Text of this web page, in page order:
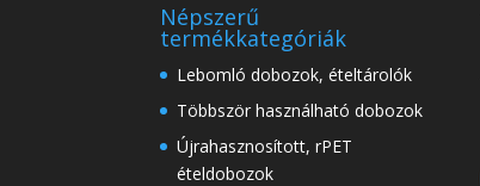
Népszerű
termékkategóriák
Lebomló dobozok, ételtárolók
Többször használható dobozok
Újrahasznosított, rPET
ételdobozok